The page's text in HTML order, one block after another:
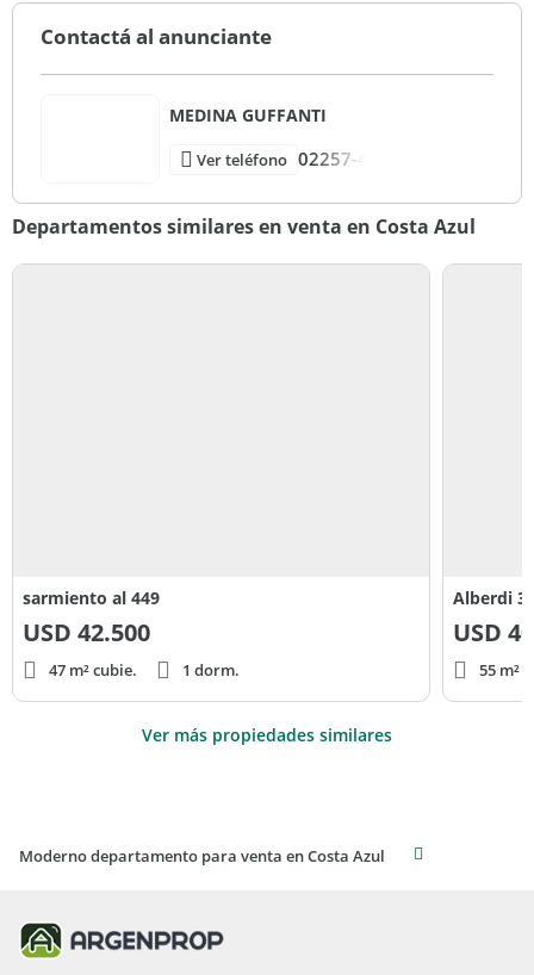
Contactá al anunciante
MEDINA GUFFANTI
Ver teléfono 02257-4
Departamentos similares en venta en Costa Azul
sarmiento al 449
USD 42.500
47 m² cubie. 1 dorm.
Alberdi
USD
55 m²
Ver más propiedades similares
Moderno departamento para venta en Costa Azul